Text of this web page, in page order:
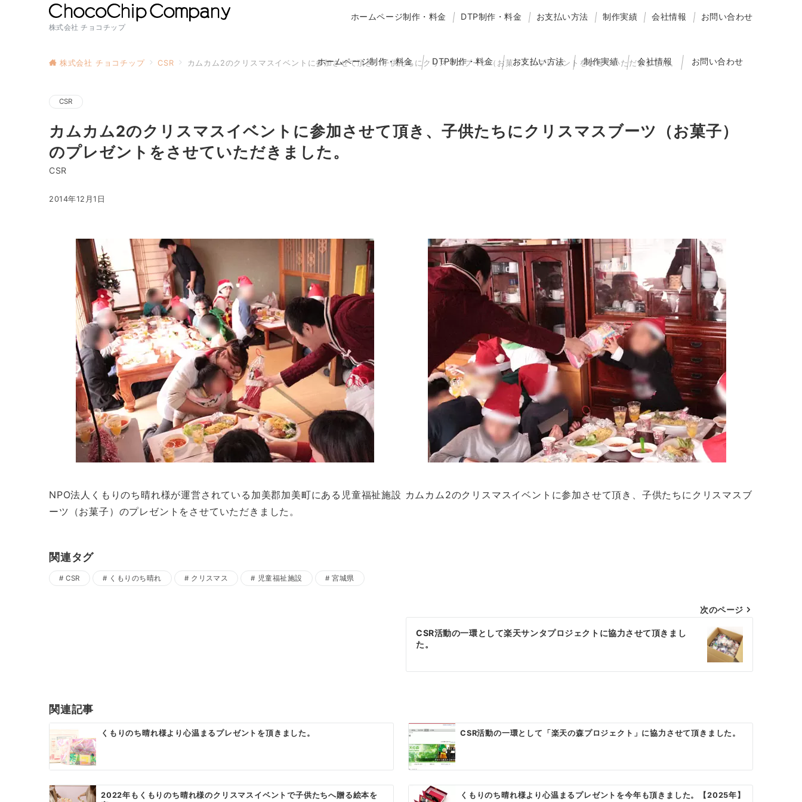
株式会社 チョコチップ
ホームページ制作・料金 DTP制作・料金 お支払い方法 制作実績 会社情報 お問い合わせ
ホームページ制作・料金 DTP制作・料金 お支払い方法 制作実績 会社情報 お問い合わせ
株式会社 チョコチップ CSR カムカム2のクリスマスイベントに参加させて頂き、子供たちにクリスマスブーツ（お菓子）のプレゼントをさせていただきました。
CSR
カムカム2のクリスマスイベントに参加させて頂き、子供たちにクリスマスブーツ（お菓子）
のプレゼントをさせていただきました。
CSR
2014年12月1日
NPO法人くもりのち晴れ様が運営されている加美郡加美町にある児童福祉施設 カムカム2のクリスマスイベントに参加させて頂き、子供たちにクリスマスブ
ーツ（お菓子）のプレゼントをさせていただきました。
関連タグ
CSR くもりのち晴れ クリスマス 児童福祉施設 宮城県
ゲ
ー
シ
ョ
ン
次のページ
CSR活動の一環として楽天サンタプロジェクトに協力させて頂きまし
た。
関連記事
くもりのち晴れ様より心温まるプレゼントを頂きました。 CSR活動の一環として「楽天の森プロジェクト」に協力させて頂きました。
2022年もくもりのち晴れ様のクリスマスイベントで子供たちへ贈る絵本を
くもりのち晴れ様より心温まるプレゼントを今年も頂きました。【2025年】